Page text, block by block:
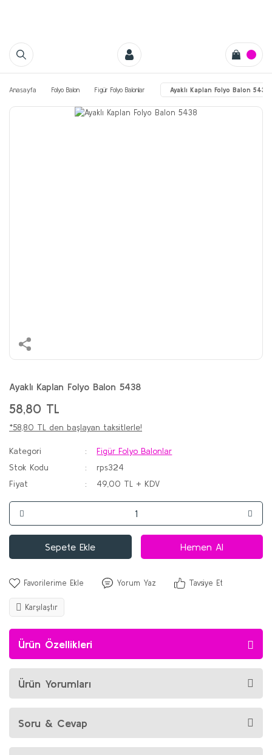
Anasayfa Folyo Balon Figür Folyo Balonlar Ayaklı Kaplan Folyo Balon 5438
Ayaklı Kaplan Folyo Balon 5438
58,80 TL
*58,80 TL den başlayan taksitlerle!
Kategori
Figür Folyo Balonlar
Stok Kodu
rps324
Fiyat
49,00 TL + KDV
Sepete Ekle Hemen Al
Yorum Yaz Tavsiye Et
Karşılaştır
Ürün Özellikleri
Ürün Yorumları
Soru & Cevap